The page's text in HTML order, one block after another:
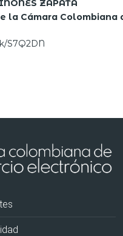
ZAPATA
la Cámara Colombiana
S7Q2DN